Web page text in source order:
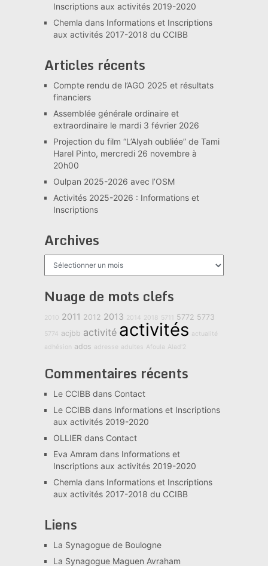
Inscriptions aux activités 2019-2020
Chemla dans Informations et Inscriptions
aux activités 2017-2018 du CCIBB
Articles récents
Compte rendu de l’AGO 2025 et résultats
financiers
Assemblée générale ordinaire et
extraordinaire le mardi 3 février 2026
Projection du film “L’Alyah oubliée” de Tami
Harel Pinto, mercredi 26 novembre à
20h00
Oulpan 2025-2026 avec l’OSM
Activités 2025-2026 : Informations et
Inscriptions
Archives
Archives
Nuage de mots clefs
2010 2011 2012 2013 2014 2018 5711 5772 5773
5774 acjbb activité activités actualité
adhésion ados adresse adultes Afoula Alad'2
Commentaires récents
Le CCIBBdans Contact
Le CCIBBdans Informations et Inscriptions
aux activités 2019-2020
OLLIER dans Contact
Eva Amram dans Informations et
Inscriptions aux activités 2019-2020
Chemla dans Informations et Inscriptions
aux activités 2017-2018 du CCIBB
Liens
La Synagogue de Boulogne
La Synagogue Maguen Avraham